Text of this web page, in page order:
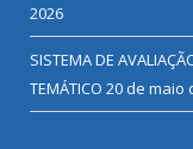
2026
SISTEMA DE
TEMÁTICO 20 de maio